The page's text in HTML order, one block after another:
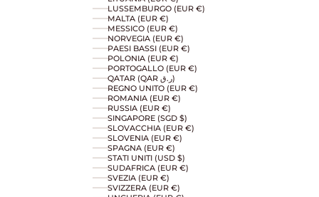
LUSSEMBURGO (EUR €)
MALTA (EUR €)
MESSICO (EUR €)
NORVEGIA (EUR €)
PAESI BASSI (EUR €)
POLONIA (EUR €)
PORTOGALLO (EUR €)
QATAR (QAR ر.ق)
REGNO UNITO (EUR €)
ROMANIA (EUR €)
RUSSIA (EUR €)
SINGAPORE (SGD $)
SLOVACCHIA (EUR €)
SLOVENIA (EUR €)
SPAGNA (EUR €)
STATI UNITI (USD $)
SUDAFRICA (EUR €)
SVEZIA (EUR €)
SVIZZERA (EUR €)